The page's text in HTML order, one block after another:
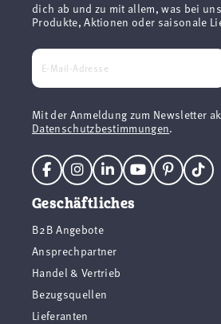
dich ab und zu mit allem, was bei
Produkte, Aktionen oder saisonale
Mit der Anmeldung zum Newsletter
Datenschutzbestimmungen.
Geschäftliches
B2B Angebote
Ansprechpartner
Handel & Vertrieb
Bezugsquellen
Lieferanten